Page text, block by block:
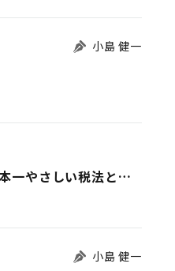
小島 健一
福井放送（2021年11月14日）「朝だよ！ハピネスふくい」で「日本一やさしい税法と税金の教科書」(著者：西中間浩，日本実業出版社，2019年）が紹介されました
小島 健一